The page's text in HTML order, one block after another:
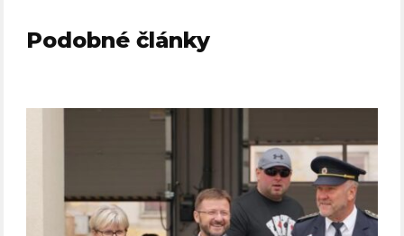
Podobné články